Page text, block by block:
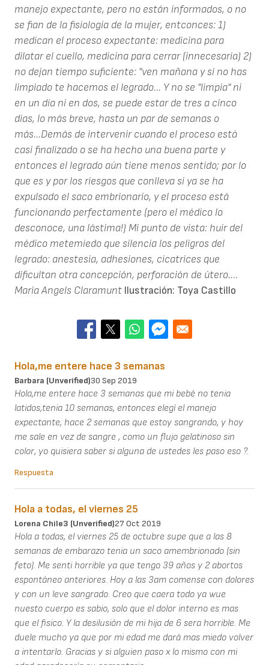
manejo expectante, pero no están informados, o no
se fian de la fisiologia de la mujer, entconces: 1)
medican el proceso expectante: medicina para
dilatar el cuello, medicina para cerrar (innecesaria) 2)
no dejan tiempo suficiente: "ven mañana y si no has
limpiado te hacemos el legrado... Y no se "limpia" ni
en un día ni en dos, se puede estar de tres a cinco
días, lo más breve, hasta un par de semanas o
más...Demás de intervenir cuando el proceso está
casi finalizado o se ha hecho una buena parte y
entonces el legrado aún tiene menos sentido; por lo
que es y por los riesgos que conlleva si ya se ha
expulsado el saco embrionario, y el proceso está
funcionando perfectamente (pero el médico lo
desconoce, una lástima!) Mi punto de vista: huir del
médico metemiedo que silencia los peligros del
legrado: anestesia, adhesiones, cicatrices que
dificultan otra concepción, perforación de útero....
Maria Angels Claramunt Ilustración: Toya Castillo
Hola,me entere hace 3 semanas
Barbara (unverified)30 Sep 2019
Hola,me entere hace 3 semanas que mi bebé no tenia
latidos,tenia 10 semanas, entonces elegí el manejo
expectante, hace 2 semanas que estoy sangrando, y hoy
me sale en vez de sangre , como un flujo gelatinoso sin
color, yo quisiera saber si alguna de ustedes les paso eso ?.
Respuesta
Hola a todas, el viernes 25
Lorena Chile3 (unverified)27 Oct 2019
Hola a todas, el viernes 25 de octubre supe que a las 8
semanas de embarazo tenia un saco amembrionado (sin
feto). Me senti horrible ya que tengo 39 años y 2 abortos
espontáneo anteriores. Hoy a las 3am comense con dolores
y con un leve sangrado. Creo que caera todo ya wue
nuesto cuerpo es sabio, solo que el dolor interno es mas
que el fisico. Y la desilusión de mi hija de 6 sera horrible. Me
duele mucho ya que por mi edad me dará mas miedo volver
a intentarlo. Gracias y si alguien paso x lo mismo con mi